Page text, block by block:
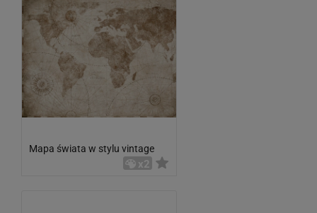
Mapa świata w stylu vintage
x2